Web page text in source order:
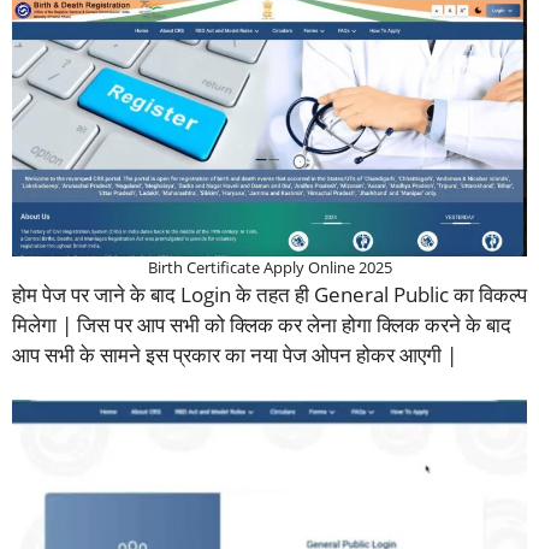
Birth Certificate Apply Online 2025
होम पेज पर जाने के बाद Login के तहत ही General Public का विकल्प
मिलेगा | जिस पर आप सभी को क्लिक कर लेना होगा क्लिक करने के बाद
आप सभी के सामने इस प्रकार का नया पेज ओपन होकर आएगी |